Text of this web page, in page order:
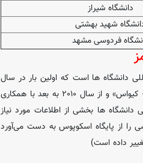
دانشگاه شیراز
شهید بهشتی
فردوسی مشهد
دانشگاه ها است که اولین بار در سال
۲۰۰۴ با همکاری تایمز و کیو اس تحت عنوان رتبه¬بندی «تایمز - کیواس» و از سال ۲۰۱۰ به بعد با همکاری
ها بخشی از اطلاعات مورد نیاز
را از پایگاه اسکوپوس به دست می‌آورد